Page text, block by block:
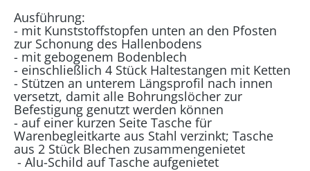
Ausführung:
- mit Kunststoffstopfen unten an den Pfosten
zur Schonung des Hallenbodens
- mit gebogenem Bodenblech
- einschließlich 4 Stück Haltestangen mit Ketten
- Stützen an unterem Längsprofil nach innen
versetzt, damit alle Bohrungslöcher zur
Befestigung genutzt werden können
- auf einer kurzen Seite Tasche für
Warenbegleitkarte aus Stahl verzinkt; Tasche
aus 2 Stück Blechen zusammengenietet
- Alu-Schild auf Tasche aufgenietet